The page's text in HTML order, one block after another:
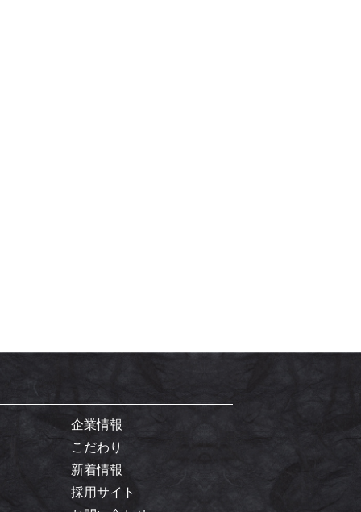
企業情報
こだわり
新着情報
採用サイト